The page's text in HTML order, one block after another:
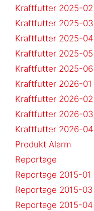
Kraftfutter 2025-02
Kraftfutter 2025-03
Kraftfutter 2025-04
Kraftfutter 2025-05
Kraftfutter 2025-06
Kraftfutter 2026-01
Kraftfutter 2026-02
Kraftfutter 2026-03
Kraftfutter 2026-04
Produkt Alarm
Reportage
Reportage 2015-01
Reportage 2015-03
Reportage 2015-04